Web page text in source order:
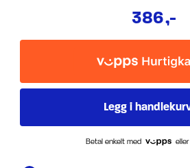
386,-
Betal enkelt med eller